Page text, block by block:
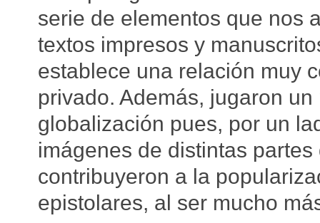
serie de elementos que nos
textos impresos y
establece una relación muy
privado. Además, jugaron
globalización pues, por un
imágenes de distintas
contribuyeron a la
epistolares, al ser mucho